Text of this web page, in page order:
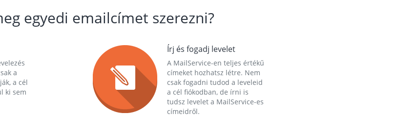
egyedi emailcímet szerezni?
a
a cél
ki sem
Írj és fogadj levelet
A MailService-en teljes értékű
címeket hozhatsz létre. Nem
csak fogadni tudod a leveleid
a cél fiókodban, de írni is
tudsz levelet a MailService-es
címeidről.